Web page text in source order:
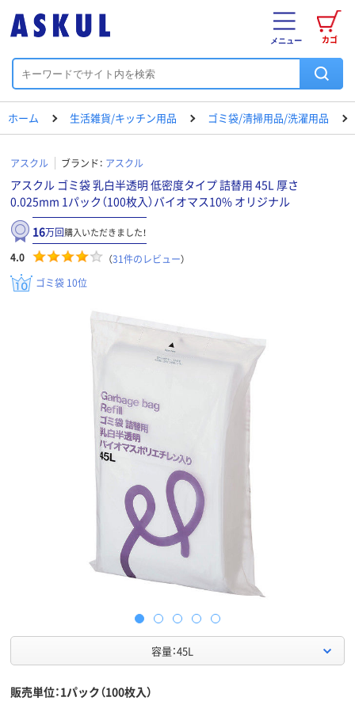
カゴ
メニュー
ホーム 生活雑貨/キッチン用品 ゴミ袋/清掃用品/洗濯用品
アスクル ブランド： アスクル
アスクル ゴミ袋 乳白半透明 低密度タイプ 詰替用 45L 厚さ
0.025mm 1パック（100枚入）バイオマス10% オリジナル
16万回購入いただきました！
4.0 （31件のレビュー）
ゴミ袋 10位
容量：45L
販売単位：1パック（100枚入）